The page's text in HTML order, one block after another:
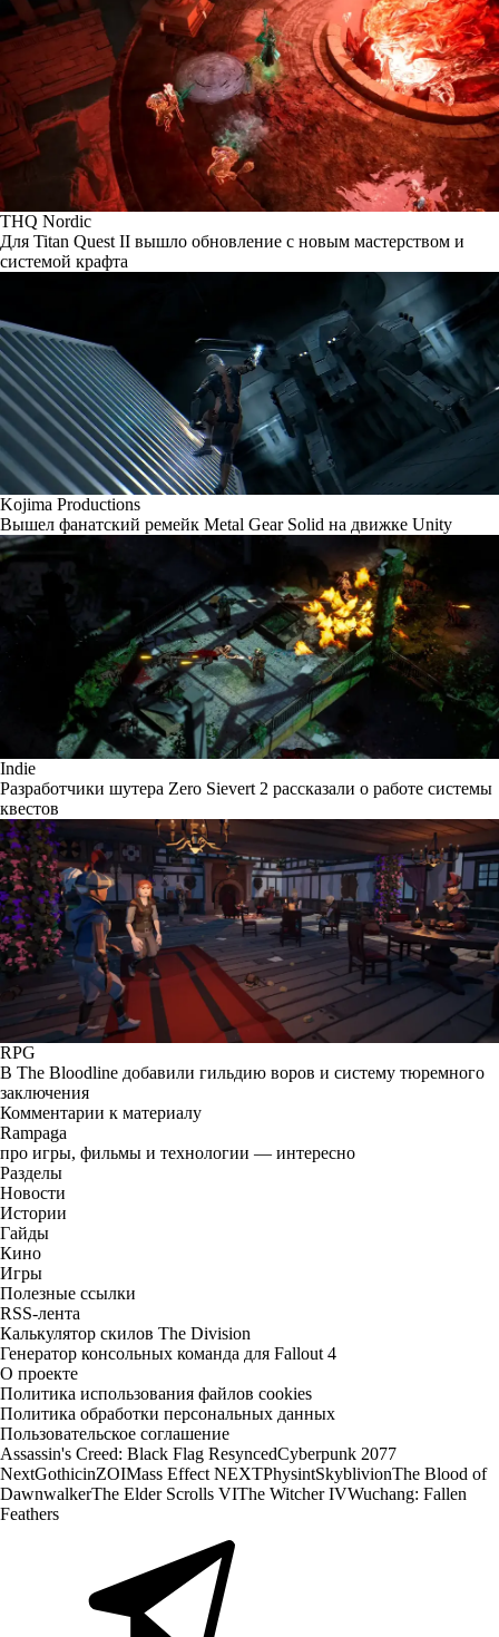
THQ Nordic
Для Titan Quest II вышло обновление с новым мастерством и
системой крафта
Kojima Productions
Вышел фанатский ремейк Metal Gear Solid на движке Unity
Indie
Разработчики шутера Zero Sievert 2 рассказали о работе системы
квестов
RPG
В The Bloodline добавили гильдию воров и систему тюремного
заключения
Комментарии к материалу
Rampaga
про игры, фильмы и технологии — интересно
Разделы
Новости
Истории
Гайды
Кино
Игры
Полезные ссылки
RSS-лента
Калькулятор скилов The Division
Генератор консольных команда для Fallout 4
О проекте
Политика использования файлов cookies
Политика обработки персональных данных
Пользовательское соглашение
Assassin's Creed: Black Flag ResyncedCyberpunk 2077
NextGothicinZOIMass Effect NEXTPhysintSkyblivionThe Blood of
DawnwalkerThe Elder Scrolls VIThe Witcher IVWuchang: Fallen
Feathers